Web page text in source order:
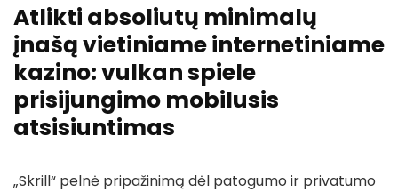
Atlikti absoliutų minimalų
įnašą vietiniame internetiniame
kazino: vulkan spiele
prisijungimo mobilusis
atsisiuntimas
„Skrill“ pelnė pripažinimą dėl patogumo ir privatumo